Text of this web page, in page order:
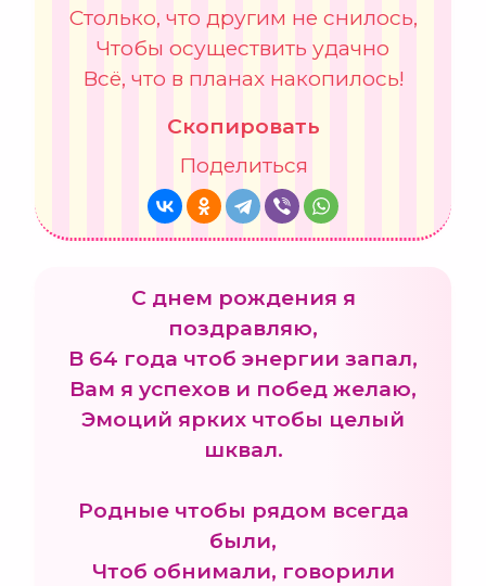
Столько, что другим не снилось,
Чтобы осуществить удачно
Всё, что в планах накопилось!
Скопировать
Поделиться
С днем рождения я
поздравляю,
В 64 года чтоб энергии запал,
Вам я успехов и побед желаю,
Эмоций ярких чтобы целый
шквал.
Родные чтобы рядом всегда
были,
Чтоб обнимали, говорили